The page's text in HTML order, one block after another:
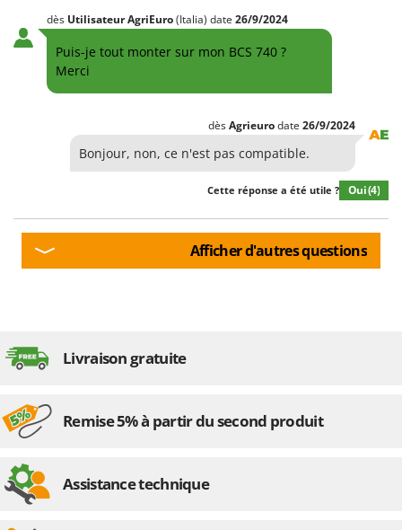
Makita
MAMMAMIA
Marcato
Master
Mastercook
McCulloch
MCH
Michelin
Mockmill
MOSA
MTD
dès Utilisateur AgriEuro(Italia) date 26/9/2024
Puis-je tout monter sur mon BCS 740 ?
Merci
dèsAgrieurodate 26/9/2024
Bonjour, non, ce n'est pas compatible.
Cette réponse a été utile ? Oui(4)
Afficher d'autres questions
Livraison gratuite
Remise 5% à partir du second produit
Assistance technique